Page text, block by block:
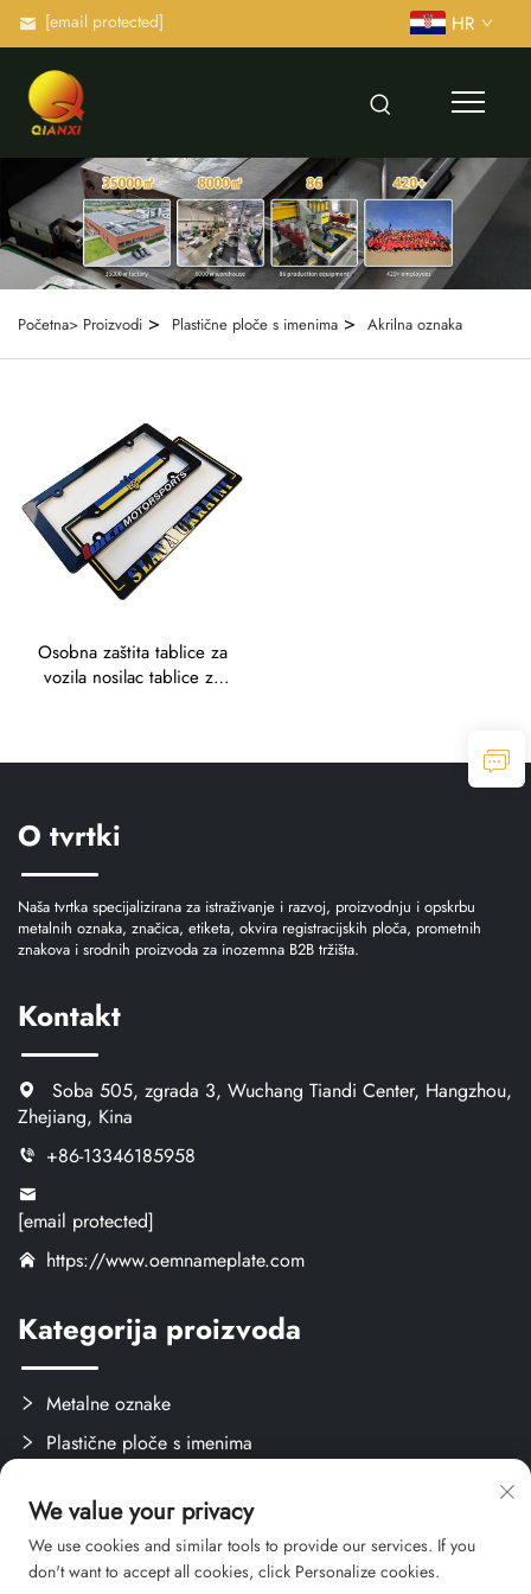
[email protected] HR
Početna> Proizvodi > Plastične ploče s imenima > Akrilna oznaka
Osobna zaštita tablice za
vozila nosilac tablice za
O tvrtki
Naša tvrtka specijalizirana za istraživanje i razvoj, proizvodnju i opskrbu
metalnih oznaka, značica, etiketa, okvira registracijskih ploča, prometnih
znakova i srodnih proizvoda za inozemna B2B tržišta.
Kontakt
Soba 505, zgrada 3, Wuchang Tiandi Center, Hangzhou,
Zhejiang, Kina
+86-13346185958
[email protected]
https://www.oemnameplate.com
Kategorija proizvoda
Metalne oznake
Plastične ploče s imenima
Stvari za obuku
We value your privacy
We use cookies and similar tools to provide our services. If you
don't want to accept all cookies, click Personalize cookies.